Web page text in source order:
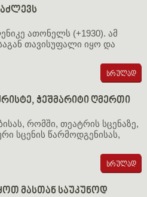
ათონელს (+1930). ამ
თავისუფალი იყო და
ჭეშმარიტი ღმერთი
რომში, თეატრის სცენაზე,
სცენის წარმოდგენისას,
მასთან საუკუნოდ